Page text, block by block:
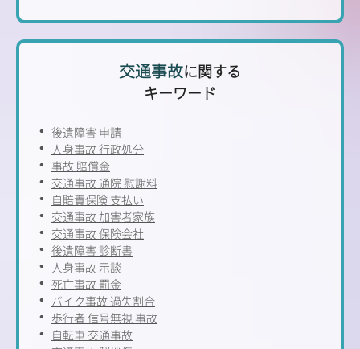
交通事故に関する
キーワード
後遺障害 申請
人身事故 行政処分
事故 賠償金
交通事故 通院 慰謝料
自賠責保険 支払い
交通事故 加害者家族
交通事故 保険会社
後遺障害 診断書
人身事故 示談
死亡事故 罰金
バイク事故 過失割合
歩行者 信号無視 事故
自転車 交通事故